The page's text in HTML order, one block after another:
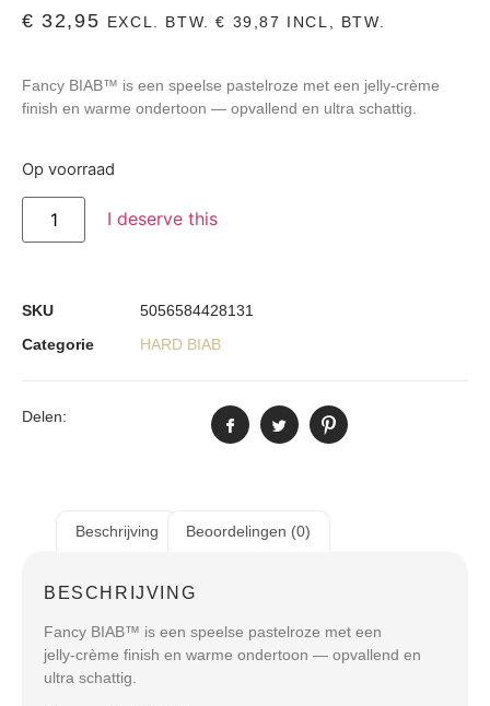
€ 32,95 EXCL. BTW.€ 39,87 INCL, BTW.
Fancy BIAB™ is een speelse pastelroze met een jelly‑crème
finish en warme ondertoon — opvallend en ultra schattig.
Op voorraad
I deserve this
SKU
5056584428131
Categorie
HARD BIAB
Delen:
Beschrijving Beoordelingen (0)
BESCHRIJVING
Fancy BIAB™ is een speelse pastelroze met een
jelly‑crème finish en warme ondertoon — opvallend en
ultra schattig.